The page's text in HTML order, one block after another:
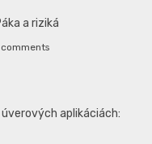
a riziká
comments
aplikáciách: